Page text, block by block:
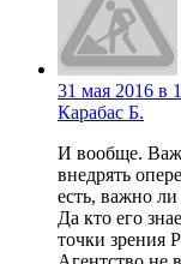
31 мая 2016 в
Карабас Б.
И вообще.
внедрять
есть, важно
Да кто его
точки зрения